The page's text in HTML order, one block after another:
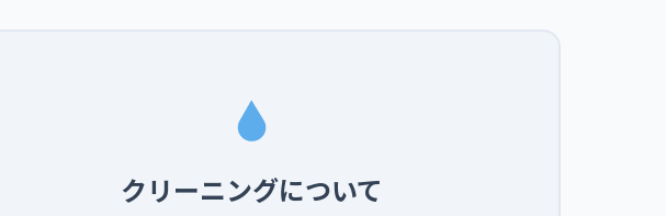
クリーニングについて